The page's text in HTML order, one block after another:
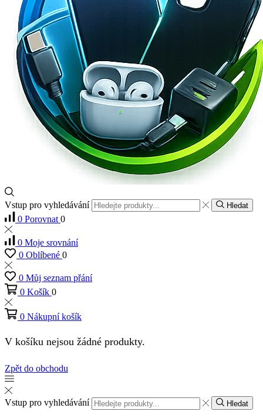
Vstup pro vyhledávání Hledat
0 Porovnat 0
0 Moje srovnání
0 Oblíbené 0
0 Můj seznam přání
0 Košík 0
0 Nákupní košík
V košíku nejsou žádné produkty.
Zpět do obchodu
Vstup pro vyhledávání Hledat